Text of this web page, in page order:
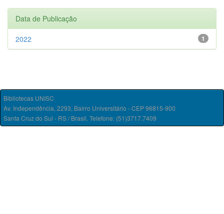
Data de Publicação
1
2022
Bibliotecas UNISC
Av. Independência, 2293, Bairro Universitário - CEP 96815-900
Santa Cruz do Sul - RS / Brasil. Telefone: (51)3717.7409